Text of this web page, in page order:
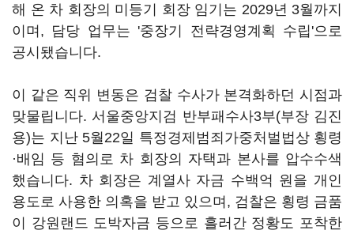
해 온 차 회장의 미등기 회장 임기는 2029년 3월까지
이며, 담당 업무는 '중장기 전략경영계획 수립'으로
공시됐습니다.
이 같은 직위 변동은 검찰 수사가 본격화하던 시점과
맞물립니다. 서울중앙지검 반부패수사3부(부장 김진
용)는 지난 5월22일 특정경제범죄가중처벌법상 횡령
·배임 등 혐의로 차 회장의 자택과 본사를 압수수색
했습니다. 차 회장은 계열사 자금 수백억 원을 개인
용도로 사용한 의혹을 받고 있으며, 검찰은 횡령 금품
이 강원랜드 도박자금 등으로 흘러간 정황도 포착한